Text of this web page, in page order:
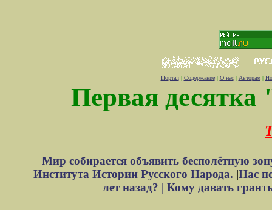
Портал| Содержание| О нас| Авторам|
Первая десятка
Мир собирается объявить бесполётную
Института Истории Русского Народа. |Нас
лет назад? | Кому давать